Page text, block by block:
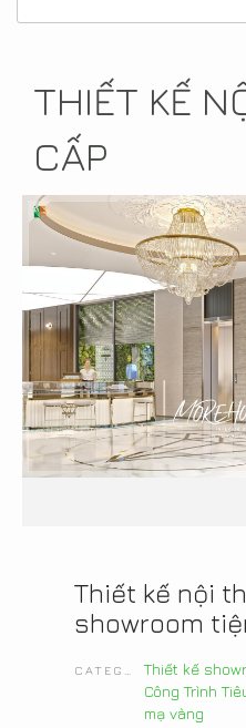
THIẾT KẾ
CẤP
Thiết kế nội
showroom
Thiết kế
Công Trình
mạ vàng